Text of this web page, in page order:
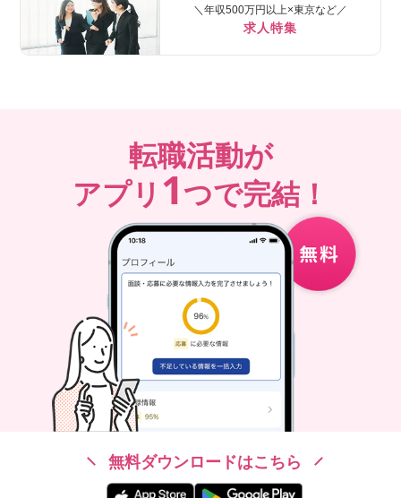
＼年収500万円以上×東京など／
求人特集
転職活動が
アプリ 1つで完結！
無料ダウンロードはこちら